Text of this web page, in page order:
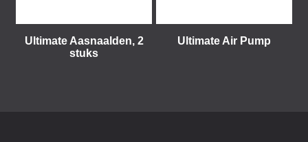
Ultimate Aasnaalden, 2
stuks
Ultimate Air Pump